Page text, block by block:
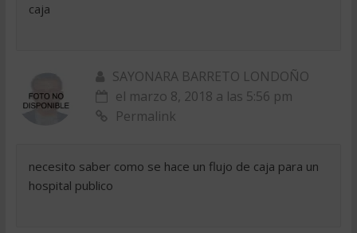
caja
SAYONARA BARRETO LONDOÑO
el marzo 8, 2018 a las 5:56 pm
Permalink
necesito saber como se hace un flujo de caja para un
hospital publico